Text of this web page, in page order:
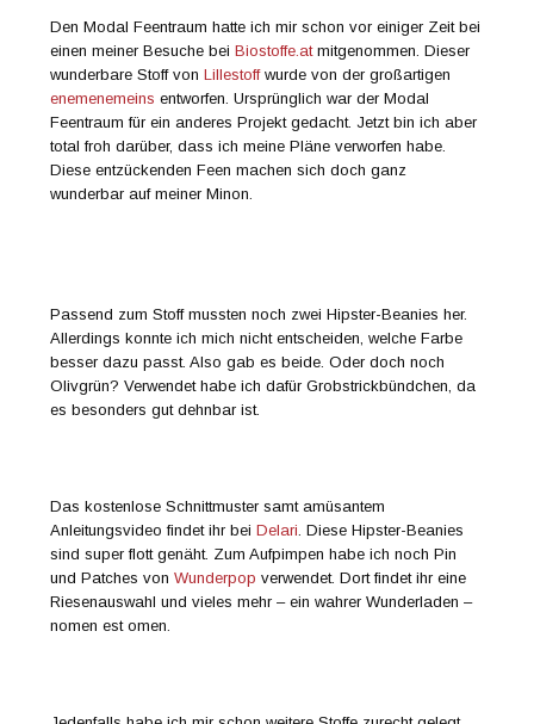
Den Modal Feentraum hatte ich mir schon vor einiger Zeit bei
einen meiner Besuche beiBiostoffe.atmitgenommen. Dieser
wunderbare Stoff vonLillestoffwurde von der großartigen
enemenemeins entworfen. Ursprünglich war der Modal
Feentraum für ein anderes Projekt gedacht. Jetzt bin ich aber
total froh darüber, dass ich meine Pläne verworfen habe.
Diese entzückenden Feen machen sich doch ganz
wunderbar auf meiner Minon.
Passend zum Stoff mussten noch zwei Hipster-Beanies her.
Allerdings konnte ich mich nicht entscheiden, welche Farbe
besser dazu passt. Also gab es beide. Oder doch noch
Olivgrün? Verwendet habe ich dafür Grobstrickbündchen, da
es besonders gut dehnbar ist.
Das kostenlose Schnittmuster samt amüsantem
Anleitungsvideo findet ihr beiDelari . Diese Hipster-Beanies
sind super flott genäht. Zum Aufpimpen habe ich noch Pin
und Patches vonWunderpop verwendet. Dort findet ihr eine
Riesenauswahl und vieles mehr – ein wahrer Wunderladen –
nomen est omen.